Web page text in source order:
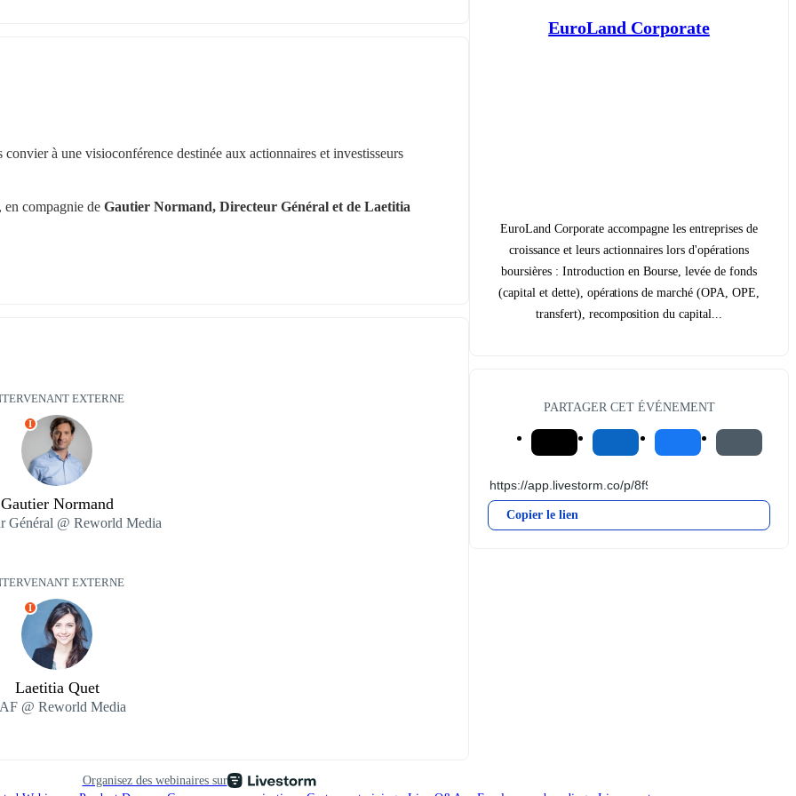
à une visioconférence destinée aux actionnaires et investisseurs
, en compagnie de Gautier Normand, Directeur Général et de Laetitia
EXTERNE
I
Gautier Normand
Général @ Reworld Media
EXTERNE
I
Laetitia Quet
@ Reworld Media
EuroLand Corporate
EuroLand Corporate accompagne les entreprises de
croissance et leurs actionnaires lors d'opérations
boursières : Introduction en Bourse, levée de fonds
(capital et dette), opérations de marché (OPA, OPE,
transfert), recomposition du capital...
PARTAGER CET ÉVÉNEMENT
Copier le lien
Organisez des webinaires sur